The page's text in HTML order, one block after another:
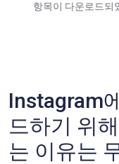
항목이 다운로드되
Instagram
드하기 위
는 이유는